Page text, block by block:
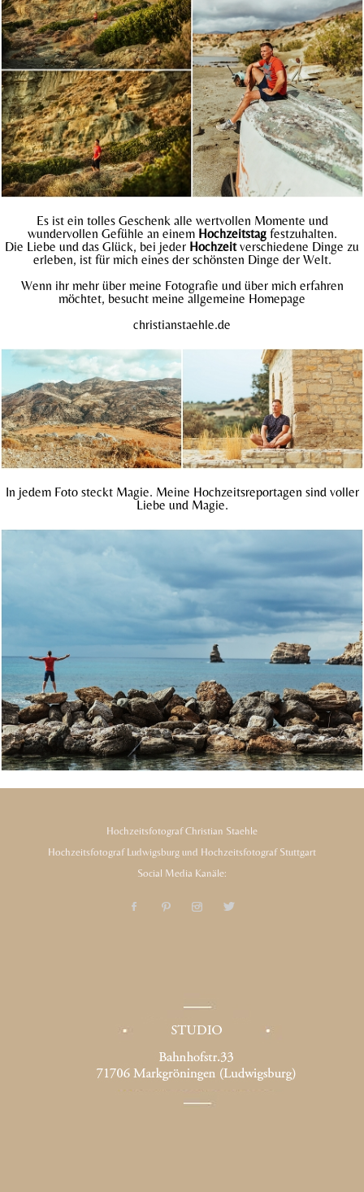
Es ist ein tolles Geschenk alle wertvollen Momente und
wundervollen Gefühle an einem Hochzeitstagfestzuhalten.
Die Liebe und das Glück, bei jeder Hochzeitverschiedene Dinge zu
erleben, ist für mich eines der schönsten Dinge der Welt.
Wenn ihr mehr über meine Fotografie und über mich erfahren
möchtet, besucht meine allgemeine Homepage
christianstaehle.de
In jedem Foto steckt Magie. Meine Hochzeitsreportagen sind voller
Liebe und Magie.
Hochzeitsfotograf Christian Staehle
Hochzeitsfotograf Ludwigsburg und Hochzeitsfotograf Stuttgart
Social Media Kanäle: